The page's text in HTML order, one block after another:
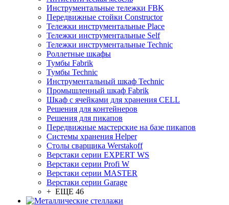
Инструментальные тележки FBK
Передвижные стойки Constructor
Тележки инструментальные Place
Тележки инструментальные Self
Тележки инструментальные Technic
Роллетные шкафы
Тумбы Fabrik
Тумбы Technic
Инструментальный шкаф Technic
Промышленный шкаф Fabrik
Шкаф с ячейками для хранения CELL
Решения для контейнеров
Решения для пикапов
Передвижные мастерские на базе пикапов
Системы хранения Helper
Столы сварщика Werstakoff
Верстаки серии EXPERT WS
Верстаки серии Profi W
Верстаки серии MASTER
Верстаки серии Garage
+ ЕЩЕ 46